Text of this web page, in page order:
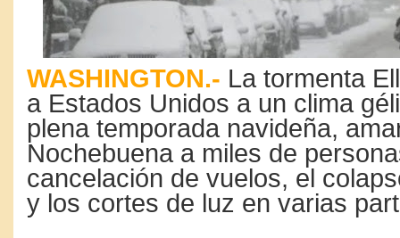
WASHINGTON.- La tormenta
a Estados Unidos a un clima
plena temporada navideña,
Nochebuena a miles de
cancelación de vuelos, el
y los cortes de luz en varias